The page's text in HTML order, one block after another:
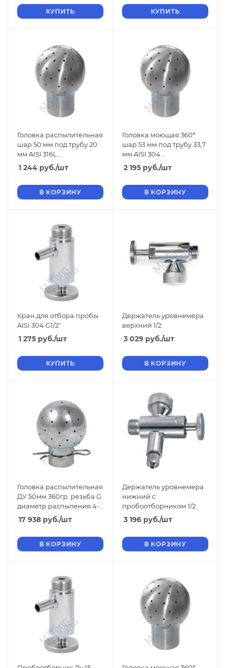
КУПИТЬ КУПИТЬ
Головка распылительная
шар 50 мм под трубу 20
мм AISI 316L
нержавеющая
1 244 руб./шт
В КОРЗИНУ
Головка моющая 360*
шар 53 мм под трубу 33,7
мм AISI 304
нержавеющая
2 195 руб./шт
В КОРЗИНУ
Кран для отбора пробы
AISI 304 G1/2"
1 275 руб./шт
КУПИТЬ
Держатель уровнемера
верхний 1/2
3 029 руб./шт
В КОРЗИНУ
Головка распылительная
ДУ 50мм 360гр. резьба G
диаметр распыления 4-
5мм нержавеющая
17 938 руб./шт
В КОРЗИНУ
Держатель уровнемера
нижний с
пробоотборником 1/2
3 196 руб./шт
В КОРЗИНУ